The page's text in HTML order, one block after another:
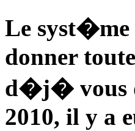
Le
donner
d�j� vous
2010, il y a